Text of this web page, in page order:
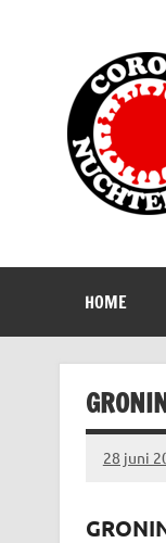
HOME
28 juni